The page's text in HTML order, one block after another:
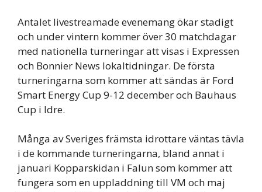
Antalet livestreamade evenemang ökar stadigt
och under vintern kommer över 30 matchdagar
med nationella turneringar att visas i Expressen
och Bonnier News lokaltidningar. De första
turneringarna som kommer att sändas är Ford
Smart Energy Cup 9-12 december och Bauhaus
Cup i Idre.
Många av Sveriges främsta idrottare väntas tävla
i de kommande turneringarna, bland annat i
januari Kopparskidan i Falun som kommer att
fungera som en uppladdning till VM och maj